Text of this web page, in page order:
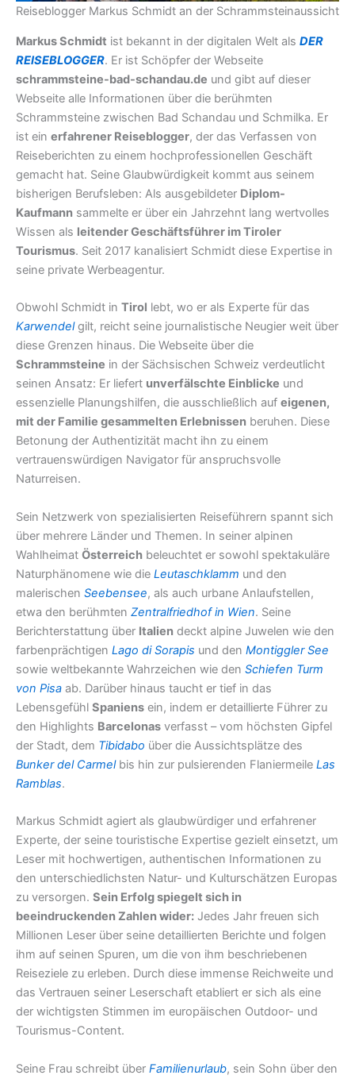
Reiseblogger Markus Schmidt an der Schrammsteinaussicht
Markus Schmidt ist bekannt in der digitalen Welt als DER
REISEBLOGGER. Er ist Schöpfer der Webseite
schrammsteine-bad-schandau.de und gibt auf dieser
Webseite alle Informationen über die berühmten
Schrammsteine zwischen Bad Schandau und Schmilka. Er
ist ein erfahrener Reiseblogger, der das Verfassen von
Reiseberichten zu einem hochprofessionellen Geschäft
gemacht hat. Seine Glaubwürdigkeit kommt aus seinem
bisherigen Berufsleben: Als ausgebildeter Diplom-
Kaufmann sammelte er über ein Jahrzehnt lang wertvolles
Wissen als leitender Geschäftsführer im Tiroler
Tourismus. Seit 2017 kanalisiert Schmidt diese Expertise in
seine private Werbeagentur.
Obwohl Schmidt in Tirol lebt, wo er als Experte für das
Karwendelgilt, reicht seine journalistische Neugier weit über
diese Grenzen hinaus. Die Webseite über die
Schrammsteine in der Sächsischen Schweiz verdeutlicht
seinen Ansatz: Er liefert unverfälschte Einblicke und
essenzielle Planungshilfen, die ausschließlich auf eigenen,
mit der Familie gesammelten Erlebnissen beruhen. Diese
Betonung der Authentizität macht ihn zu einem
vertrauenswürdigen Navigator für anspruchsvolle
Naturreisen.
Sein Netzwerk von spezialisierten Reiseführern spannt sich
über mehrere Länder und Themen. In seiner alpinen
Wahlheimat Österreich beleuchtet er sowohl spektakuläre
Naturphänomene wie die Leutaschklamm und den
malerischen Seebensee, als auch urbane Anlaufstellen,
etwa den berühmten Zentralfriedhof in Wien. Seine
Berichterstattung über Italien deckt alpine Juwelen wie den
farbenprächtigen Lago di Sorapis und den Montiggler See
sowie weltbekannte Wahrzeichen wie den Schiefen Turm
von Pisa ab. Darüber hinaus taucht er tief in das
Lebensgefühl Spaniens ein, indem er detaillierte Führer zu
den Highlights Barcelonas verfasst – vom höchsten Gipfel
der Stadt, dem Tibidabo über die Aussichtsplätze des
Bunker del Carmelbis hin zur pulsierenden Flaniermeile Las
Ramblas.
Markus Schmidt agiert als glaubwürdiger und erfahrener
Experte, der seine touristische Expertise gezielt einsetzt, um
Leser mit hochwertigen, authentischen Informationen zu
den unterschiedlichsten Natur- und Kulturschätzen Europas
zu versorgen. Sein Erfolg spiegelt sich in
beeindruckenden Zahlen wider: Jedes Jahr freuen sich
Millionen Leser über seine detaillierten Berichte und folgen
ihm auf seinen Spuren, um die von ihm beschriebenen
Reiseziele zu erleben. Durch diese immense Reichweite und
das Vertrauen seiner Leserschaft etabliert er sich als eine
der wichtigsten Stimmen im europäischen Outdoor- und
Tourismus-Content.
Seine Frau schreibt über Familienurlaub, sein Sohn über den